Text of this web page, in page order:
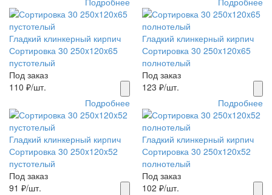
Гладкий клинкерный кирпич
Сортировка 30 250x120x65
пустотелый
Под заказ
110 ₽/шт.
Подробнее
Гладкий клинкерный кирпич
Сортировка 30 250x120x65
полнотелый
Под заказ
123 ₽/шт.
Подробнее
Гладкий клинкерный кирпич
Сортировка 30 250x120x52
пустотелый
Под заказ
91 ₽/шт.
Гладкий клинкерный кирпич
Сортировка 30 250x120x52
полнотелый
Под заказ
102 ₽/шт.